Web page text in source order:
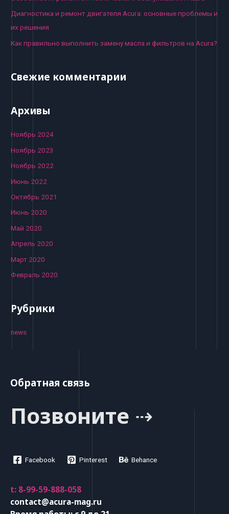
Диагностика и ремонт двигателя Acura: основные проблемы и
их решения
Как правильно выполнить замену масла и фильтров на Acura?
Свежие комментарии
Архивы
Ноябрь 2024
Ноябрь 2023
Ноябрь 2022
Июнь 2022
Октябрь 2021
Июнь 2020
Май 2020
Апрель 2020
Март 2020
Февраль 2020
Рубрики
news
Обратная связь
Позвоните ⇢
Facebook Pinterest Behance
t: 8-99-59-888-058
contact@acura-mag.ru